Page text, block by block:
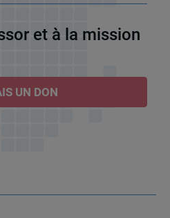
et à la mission
UN DON